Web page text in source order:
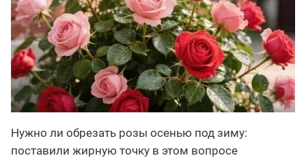
Нужно ли обрезать розы осенью под зиму:
поставили жирную точку в этом вопросе